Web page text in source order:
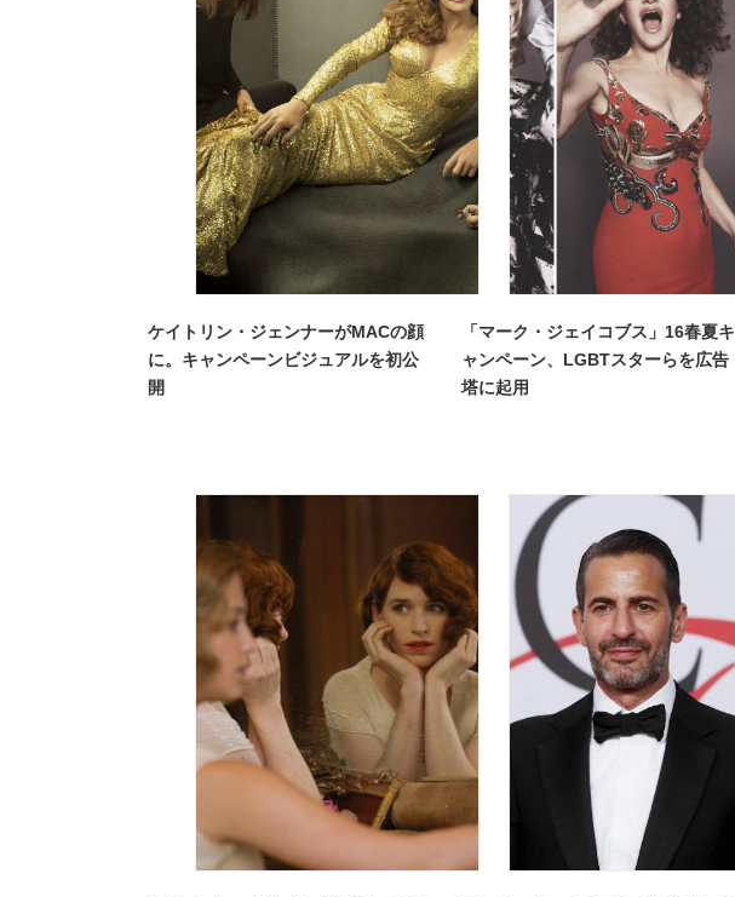
ケイトリン・ジェンナーがMACの顔
に。キャンペーンビジュアルを初公
開
「マーク・ジェイコブス」16春夏キ
ャンペーン、LGBTスターらを広告
塔に起用